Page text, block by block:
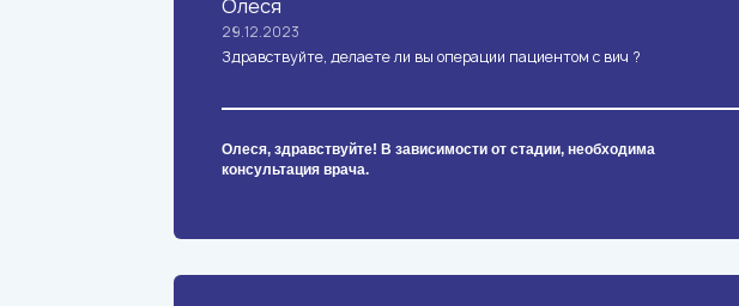
Олеся
29.12.2023
Здравствуйте, делаете ли вы операции пациентом с вич ?
Олеся, здравствуйте! В зависимости от стадии, необходима
консультация врача.